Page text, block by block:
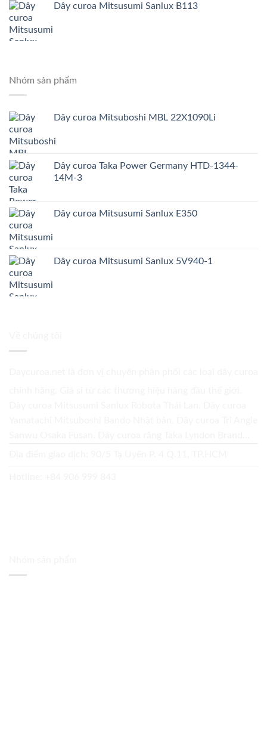
Dây curoa Mitsusumi Sanlux B113
Nhóm sản phẩm
Dây curoa Mitsuboshi MBL 22X1090Li
Dây curoa Taka Power Germany HTD-1344-
14M-3
Dây curoa Mitsusumi Sanlux E350
Dây curoa Mitsusumi Sanlux 5V940-1